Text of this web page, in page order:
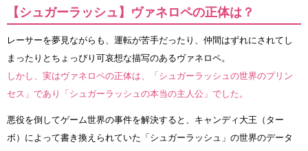
【シュガーラッシュ】ヴァネロペの正体は？
レーサーを夢見ながらも、運転が苦手だったり、仲間はずれにされてし
まったりとちょっぴり可哀想な描写のあるヴァネロペ。
しかし、実はヴァネロペの正体は、「シュガーラッシュの世界のプリン
セス」であり「シュガーラッシュの本当の主人公」でした。
悪役を倒してゲーム世界の事件を解決すると、キャンディ大王（ター
ボ）によって書き換えられていた「シュガーラッシュ」の世界のデータ